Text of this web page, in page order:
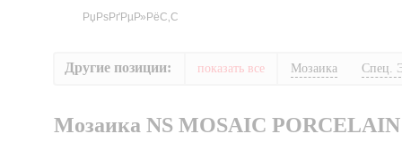
Другие позиции: показать все Мозаика Спец.
Мозаика NS MOSAIC PORCELAIN